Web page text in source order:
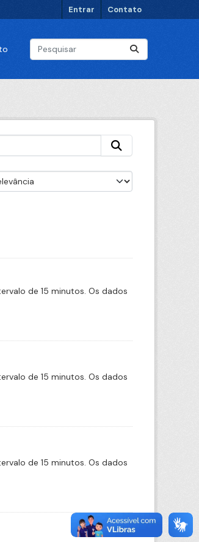
Entrar Contato
de 15 minutos. Os dados
de 15 minutos. Os dados
de 15 minutos. Os dados